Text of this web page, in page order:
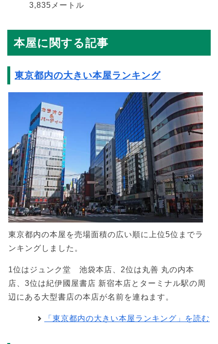
3,835メートル
本屋に関する記事
東京都内の大きい本屋ランキング
東京都内の本屋を売場面積の広い順に上位5位までラ
ンキングしました。
1位はジュンク堂 池袋本店、2位は丸善 丸の内本
店、3位は紀伊國屋書店 新宿本店とターミナル駅の周
辺にある大型書店の本店が名前を連ねます。
「東京都内の大きい本屋ランキング」を読む